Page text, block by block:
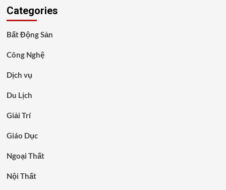
Categories
Bất Động Sản
Công Nghệ
Dịch vụ
Du Lịch
Giải Trí
Giáo Dục
Ngoại Thất
Nội Thất